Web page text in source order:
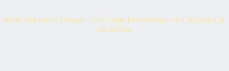
Road Trip dans l’Oregon : Une Étape Panoramique en Camping-Car
sur la Côte